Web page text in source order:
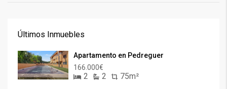
Últimos Inmuebles
Apartamento en Pedreguer
166.000€
2 2 75m²